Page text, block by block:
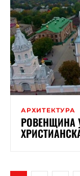
АРХИТЕКТУРА
РОВЕНЩИНА